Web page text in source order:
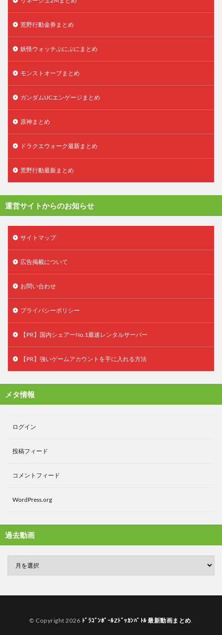
荒野行動金券まとめ
妖怪ウォッチぷにぷにまとめ
モンストオーブまとめ
ガンダムUCエンゲージまとめ
原神まとめ
ドラクエウォーク最新まとめ
荒野行動最新まとめ
運営サイトからのお知らせ
サイトマップ
広告掲載について
お問い合わせ
プライバシーポリシー
【PR】国内シェアーNo.1最速レンタルサーバー
【PR】強いゲームアカウントを手に入れる方法
メタ情報
ログイン
投稿フィード
コメントフィード
WordPress.org
過去動画
© Copyright 2026 ﾄﾞﾗｺﾞﾝﾎﾞｰﾙZﾄﾞｯｶﾝﾊﾞﾄﾙ 最新動画まとめ.